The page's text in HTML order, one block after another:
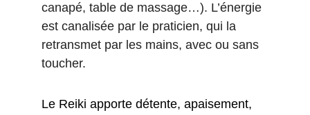
canapé, table de massage…). L’énergie
est canalisée par le praticien, qui la
retransmet par les mains, avec ou sans
toucher.
Le Reiki apporte détente, apaisement,